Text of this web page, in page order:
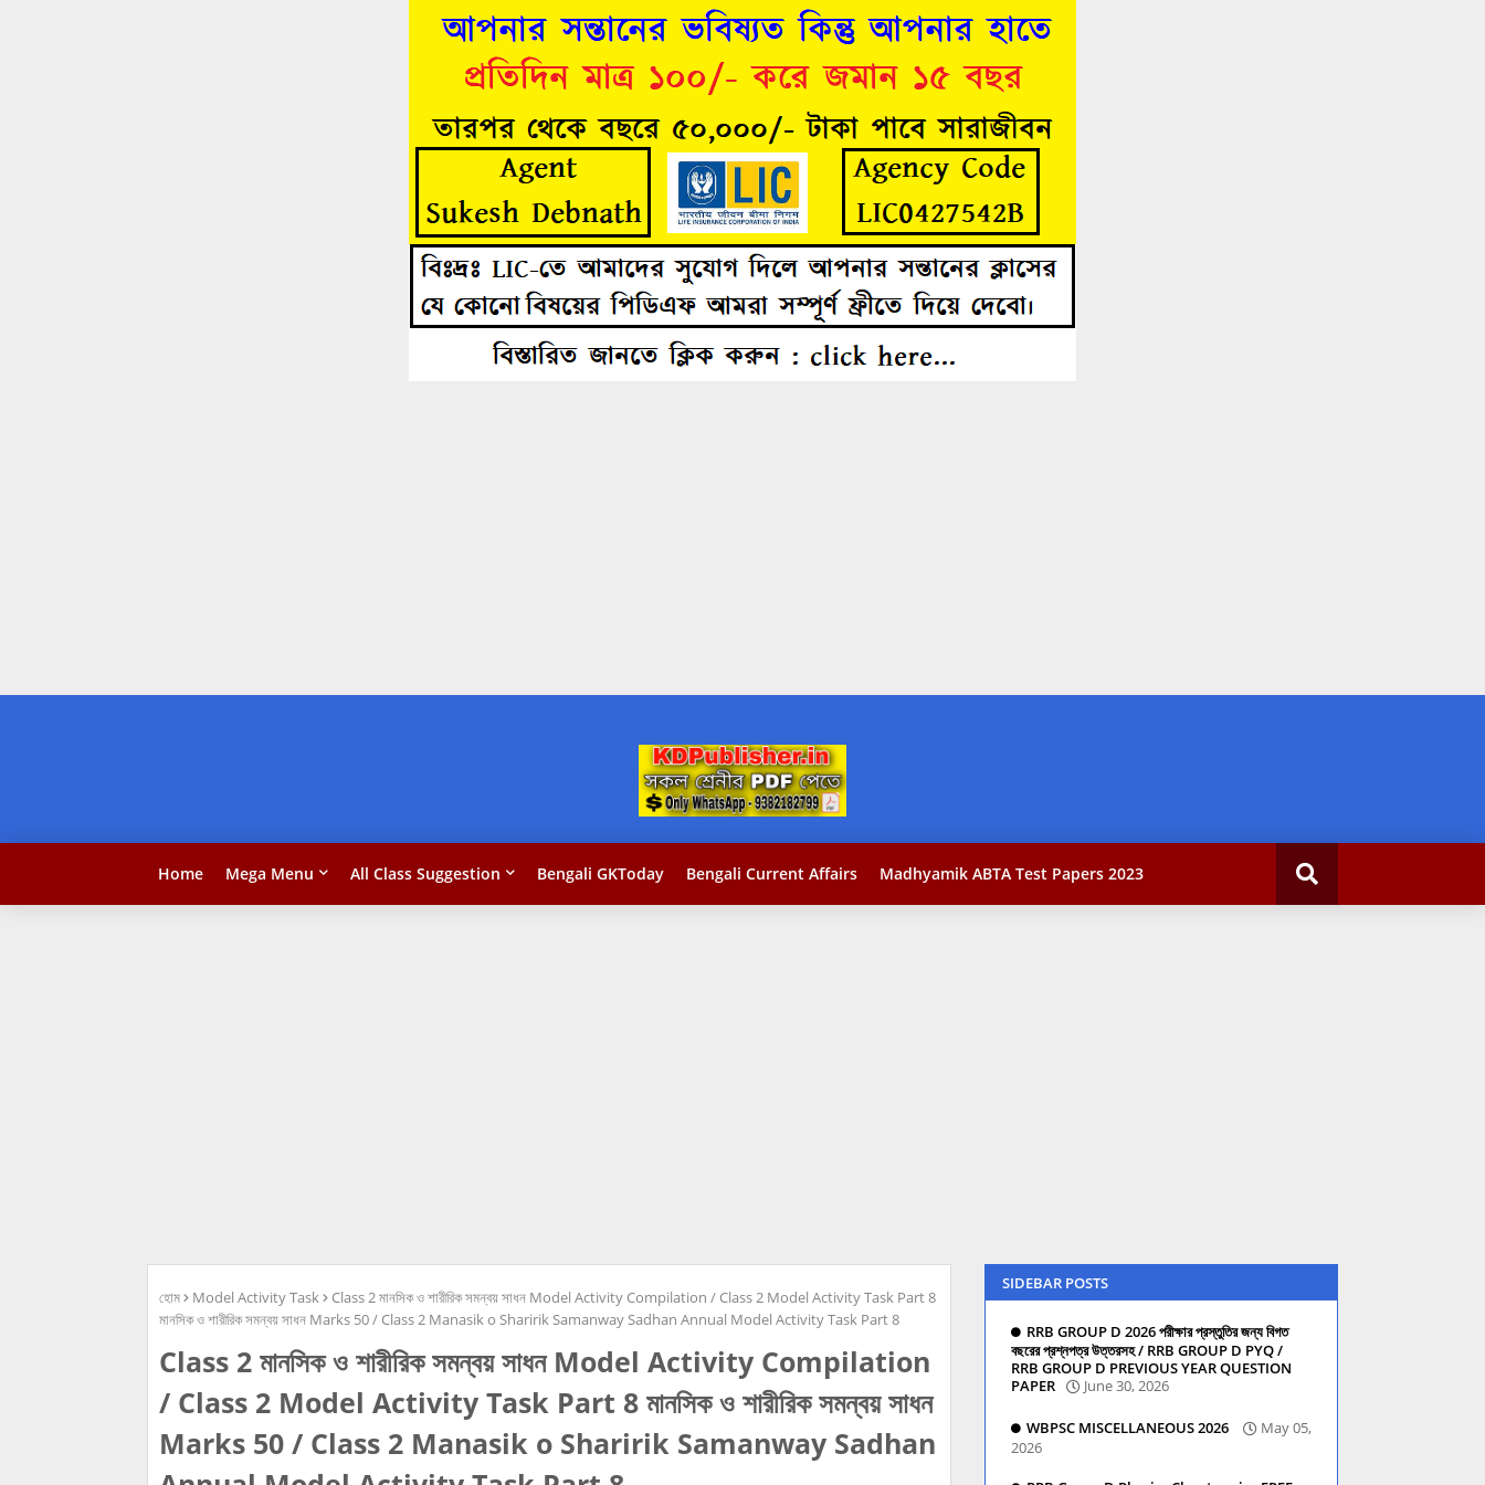
Home Mega Menu All Class Suggestion Bengali GKToday Bengali Current Affairs Madhyamik ABTA Test Papers 2023
হোম Model Activity Task
Class 2 মানসিক ও শারীরিক সমন্বয় সাধন Model Activity Compilation / Class 2 Model Activity Task Part 8
মানসিক ও শারীরিক সমন্বয় সাধন Marks 50 / Class 2 Manasik o Sharirik Samanway Sadhan Annual Model Activity Task Part 8
Class 2 মানসিক ও শারীরিক সমন্বয় সাধন Model Activity Compilation
/ Class 2 Model Activity Task Part 8 মানসিক ও শারীরিক সমন্বয় সাধন
Marks 50 / Class 2 Manasik o Sharirik Samanway Sadhan
SIDEBAR POSTS
RRB GROUP D 2026 পরীক্ষার প্রস্তুতির জন্য বিগত
বছরের প্রশ্নপত্র উত্তরসহ / RRB GROUP D PYQ /
RRB GROUP D PREVIOUS YEAR QUESTION
PAPER
June 30, 2026
WBPSC MISCELLANEOUS 2026
May 05,
2026